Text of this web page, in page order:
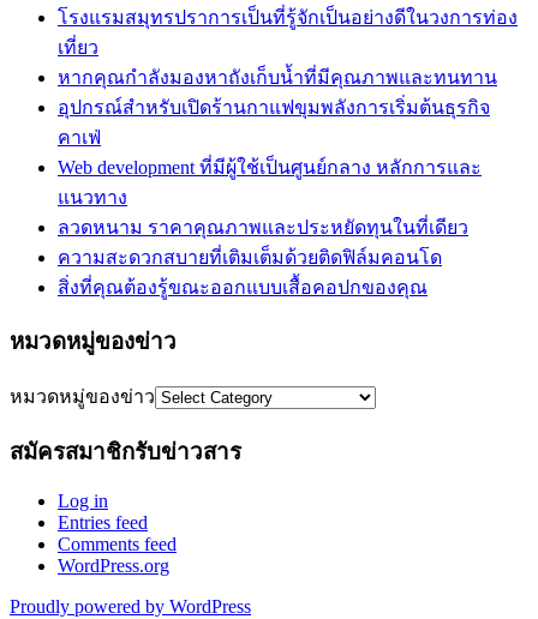
โรงแรมสมุทรปราการเป็นที่รู้จักเป็นอย่างดีในวงการท่อง
เที่ยว
หากคุณกำลังมองหาถังเก็บน้ำที่มีคุณภาพและทนทาน
อุปกรณ์สำหรับเปิดร้านกาแฟขุมพลังการเริ่มต้นธุรกิจ
คาเฟ่
Web development ที่มีผู้ใช้เป็นศูนย์กลาง หลักการและ
แนวทาง
ลวดหนาม ราคาคุณภาพและประหยัดทุนในที่เดียว
ความสะดวกสบายที่เติมเต็มด้วยติดฟิล์มคอนโด
สิ่งที่คุณต้องรู้ขณะออกแบบเสื้อคอปกของคุณ
หมวดหมู่ของข่าว
หมวดหมู่ของข่าว
สมัครสมาชิกรับข่าวสาร
Log in
Entries feed
Comments feed
WordPress.org
Proudly powered by WordPress